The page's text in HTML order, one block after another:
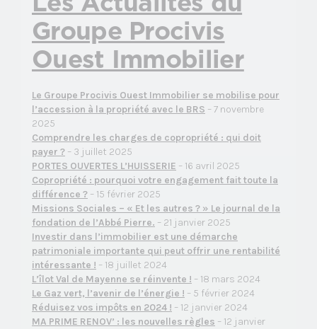
Groupe Procivis
Ouest Immobilier
Le Groupe Procivis Ouest Immobilier se mobilise pour
l’accession à la propriété avec le BRS – 7 novembre
2025
Comprendre les charges de copropriété : qui doit
payer ? – 3 juillet 2025
PORTES OUVERTES L’HUISSERIE – 16 avril 2025
Copropriété : pourquoi votre engagement fait toute la
différence ? – 15 février 2025
Missions Sociales – « Et les autres ? » Le journal de la
fondation de l’Abbé Pierre. – 21 janvier 2025
Investir dans l’immobilier est une démarche
patrimoniale importante qui peut offrir une rentabilité
intéressante ! – 18 juillet 2024
L’îlot Val de Mayenne se réinvente ! – 18 mars 2024
Le Gaz vert, l’avenir de l’énergie ! – 5 février 2024
Réduisez vos impôts en 2024 ! – 12 janvier 2024
MA PRIME RENOV’ : les nouvelles règles – 12 janvier